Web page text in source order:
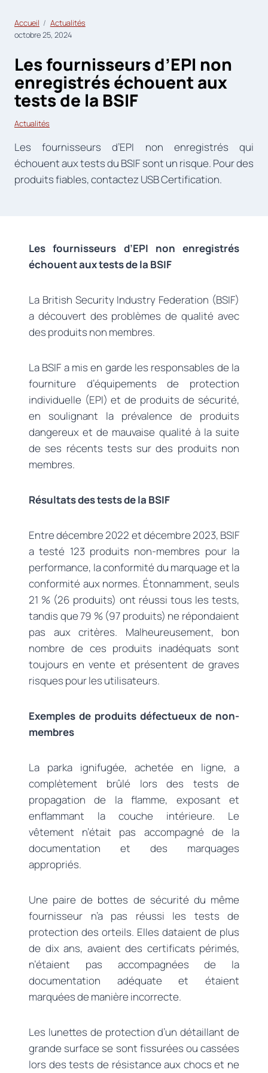
Accueil
Actualités
octobre 25, 2024
Les fournisseurs d’EPI non
enregistrés échouent aux
tests de la BSIF
Actualités
Les fournisseurs d’EPI non enregistrés qui
échouent aux tests du BSIF sont un risque. Pour des
produits fiables, contactez USB Certification.
Les fournisseurs d’EPI non enregistrés
échouent aux tests de la BSIF
La British Security Industry Federation (BSIF)
a découvert des problèmes de qualité avec
des produits non membres.
La BSIF a mis en garde les responsables de la
fourniture d’équipements de protection
individuelle (EPI) et de produits de sécurité,
en soulignant la prévalence de produits
dangereux et de mauvaise qualité à la suite
de ses récents tests sur des produits non
membres.
Résultats des tests de la BSIF
Entre décembre 2022 et décembre 2023, BSIF
a testé 123 produits non-membres pour la
performance, la conformité du marquage et la
conformité aux normes. Étonnamment, seuls
21 % (26 produits) ont réussi tous les tests,
tandis que 79 % (97 produits) ne répondaient
pas aux critères. Malheureusement, bon
nombre de ces produits inadéquats sont
toujours en vente et présentent de graves
risques pour les utilisateurs.
Exemples de produits défectueux de non-
membres
La parka ignifugée, achetée en ligne, a
complètement brûlé lors des tests de
propagation de la flamme, exposant et
enflammant la couche intérieure. Le
vêtement n’était pas accompagné de la
documentation et des marquages
appropriés.
Une paire de bottes de sécurité du même
fournisseur n’a pas réussi les tests de
protection des orteils. Elles dataient de plus
de dix ans, avaient des certificats périmés,
n’étaient pas accompagnées de la
documentation adéquate et étaient
marquées de manière incorrecte.
Les lunettes de protection d’un détaillant de
grande surface se sont fissurées ou cassées
lors des tests de résistance aux chocs et ne